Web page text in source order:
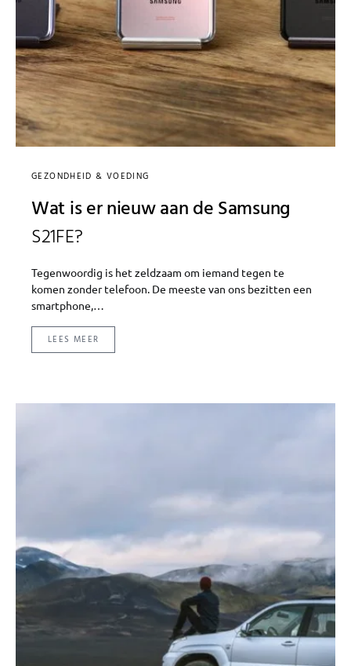
GEZONDHEID & VOEDING
Wat is er nieuw aan de Samsung
S21FE?
Tegenwoordig is het zeldzaam om iemand tegen te
komen zonder telefoon. De meeste van ons bezitten een
smartphone,…
LEES MEER